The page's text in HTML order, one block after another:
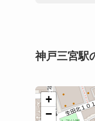
神戸三宮駅
+
−